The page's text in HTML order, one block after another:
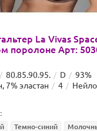
La Vivas
поролоне Арт:
80.85.90.95. D
93%
7% эластан
4
Темно-синий